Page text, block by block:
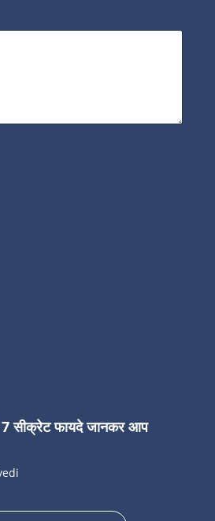
7 सीक्रेट फायदे जानकर आप